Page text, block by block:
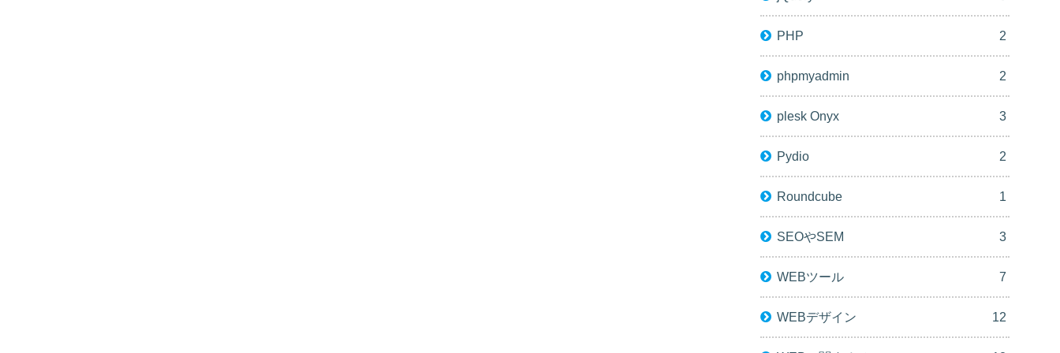
PHP 2
phpmyadmin 2
plesk Onyx 3
Pydio 2
Roundcube 1
SEOやSEM 3
WEBツール 7
WEBデザイン 12